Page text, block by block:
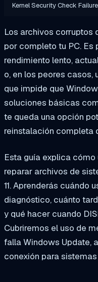
Kernel Security Check
Los archivos corruptos
por completo tu PC. Es
rendimiento lento,
o, en los peores casos,
que impide que
soluciones básicas
te queda una opción
reinstalación completa
Esta guía explica
reparar archivos de
11. Aprenderás cuándo
diagnóstico, cuánto
y qué hacer cuando
Cubriremos el uso de
falla Windows Update,
conexión para